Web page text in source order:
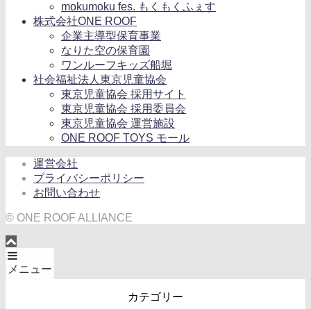
mokumoku fes. もくもくふぇす
株式会社ONE ROOF
企業主導型保育事業
なりた空の保育園
ワンルーフキッズ船堀
社会福祉法人東京児童協会
東京児童協会 採用サイト
東京児童協会 採用委員会
東京児童協会 運営施設
ONE ROOF TOYS モール
運営会社
プライバシーポリシー
お問い合わせ
© ONE ROOF ALLIANCE
メニュー
カテゴリー